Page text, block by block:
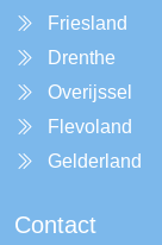
Friesland
Drenthe
Overijssel
Flevoland
Gelderland
Contact